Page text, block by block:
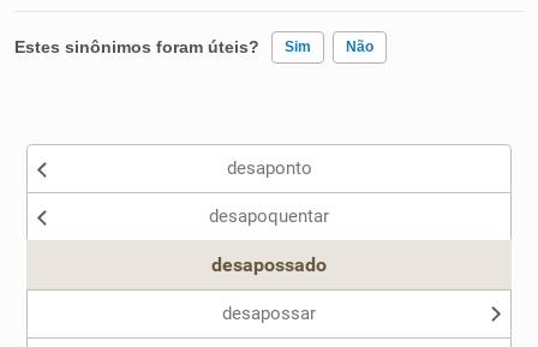
Estes sinônimos foram úteis? Sim Não
Nenhum dos sinônimos apresentados me ajudou
desaponto
desapoquentar
desapossado
desapossar